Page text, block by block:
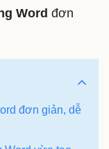
Word đơn
đơn giản, dễ